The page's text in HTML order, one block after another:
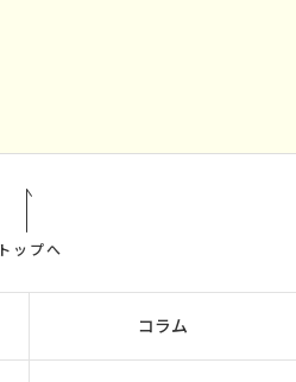
トップへ
コラム